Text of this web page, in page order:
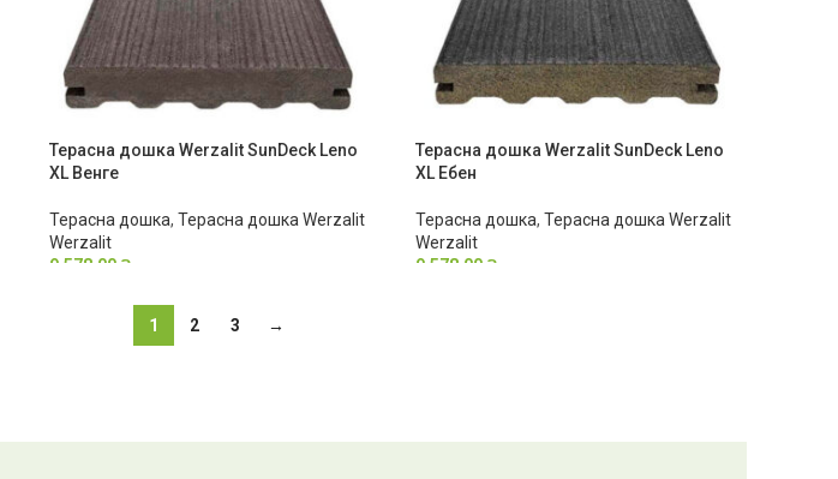
Терасна дошка Werzalit SunDeck Leno
XL Венге
Терасна дошка, Терасна дошка Werzalit
Werzalit
9,578.00 ₴
Терасна дошка Werzalit SunDeck Leno
XL Ебен
Терасна дошка,Терасна дошка Werzalit
Werzalit
9,578.00 ₴
1 2 3 →